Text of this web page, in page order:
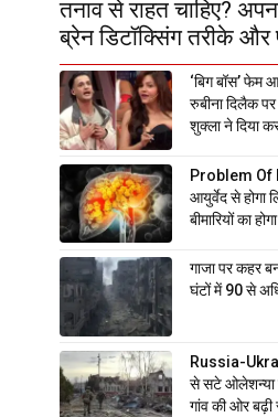
तनाव से राहत चाहिए?
ब्रेन डिटॉक्सिंग तरीके और
‘बिग बॉस’ फेम
रुबीना दिलैक
शुक्ला ने दिया
Problem Of
आयुर्वेद से होगा
बीमारियों का
गाजा पर कहर
घंटों में 90 से
Russia-
से सटे ओलेशन्या
गांव की ओर बढ़ी